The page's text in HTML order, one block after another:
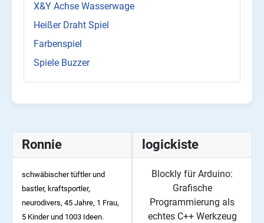
X&Y Achse Wasserwage
Heißer Draht Spiel
Farbenspiel
Spiele Buzzer
Ronnie
schwäbischer tüftler und
bastler, kraftsportler,
neurodivers, 45 Jahre, 1 Frau,
5 Kinder und 1003 Ideen.
logickiste
Blockly für Arduino:
Grafische
Programmierung als
echtes C++ Werkzeug